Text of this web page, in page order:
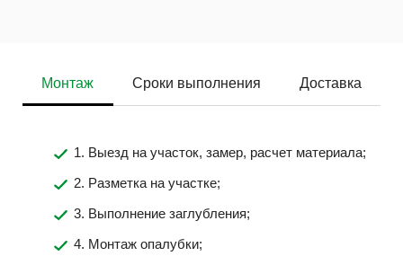
Монтаж Сроки выполнения Доставка
1. Выезд на участок, замер, расчет материала;
2. Разметка на участке;
3. Выполнение заглубления;
4. Монтаж опалубки;